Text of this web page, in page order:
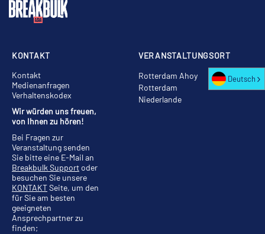
VERANSTALTUNGSORT
Rotterdam Ahoy
Rotterdam
Niederlande
KONTAKT
Kontakt
Medienanfragen
Verhaltenskodex
Wir würden uns freuen,
von Ihnen zu hören!
Bei Fragen zur
Veranstaltung senden
Sie bitte eine E-Mail an
Breakbulk Supportoder
besuchen Sie unsere
KONTAKTSeite, um den
für Sie am besten
geeigneten
Ansprechpartner zu
finden;
Deutsch